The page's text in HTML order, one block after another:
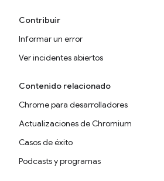
Contribuir
Informar un error
Ver incidentes abiertos
Contenido relacionado
Chrome para desarrolladores
Actualizaciones de Chromium
Casos de éxito
Podcasts y programas